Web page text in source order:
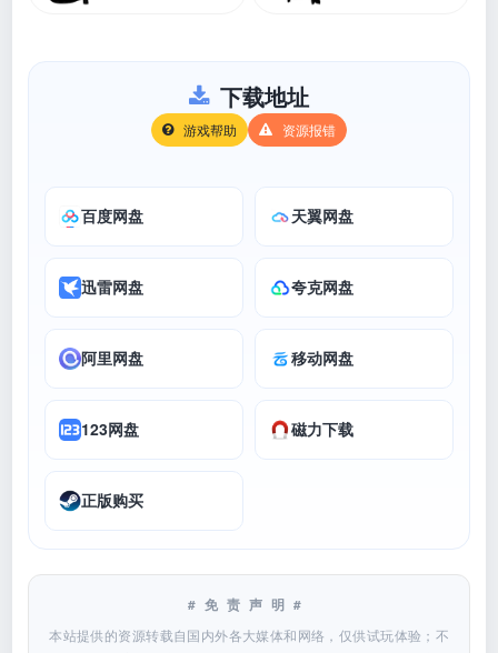
下载地址
游戏帮助 资源报错
百度网盘 天翼网盘
迅雷网盘 夸克网盘
阿里网盘 移动网盘
123网盘 磁力下载
正版购买
#免责声明#
本站提供的资源转载自国内外各大媒体和网络，仅供试玩体验；不